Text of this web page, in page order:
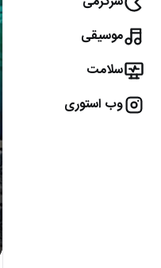
موسیقی
سلامت
وب استوری